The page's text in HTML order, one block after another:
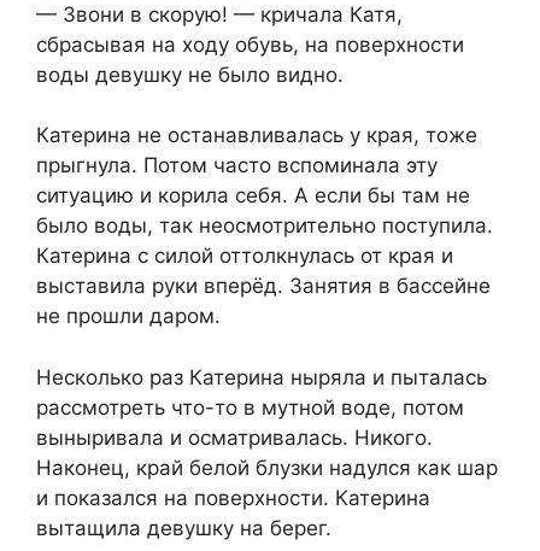
— Звони в скорую! — кричала Катя,
сбрасывая на ходу обувь, на поверхности
воды девушку не было видно.
Катерина не останавливалась у края, тоже
прыгнула. Потом часто вспоминала эту
ситуацию и корила себя. А если бы там не
было воды, так неосмотрительно поступила.
Катерина с силой оттолкнулась от края и
выставила руки вперёд. Занятия в бассейне
не прошли даром.
Несколько раз Катерина ныряла и пыталась
рассмотреть что-то в мутной воде, потом
выныривала и осматривалась. Никого.
Наконец, край белой блузки надулся как шар
и показался на поверхности. Катерина
вытащила девушку на берег.